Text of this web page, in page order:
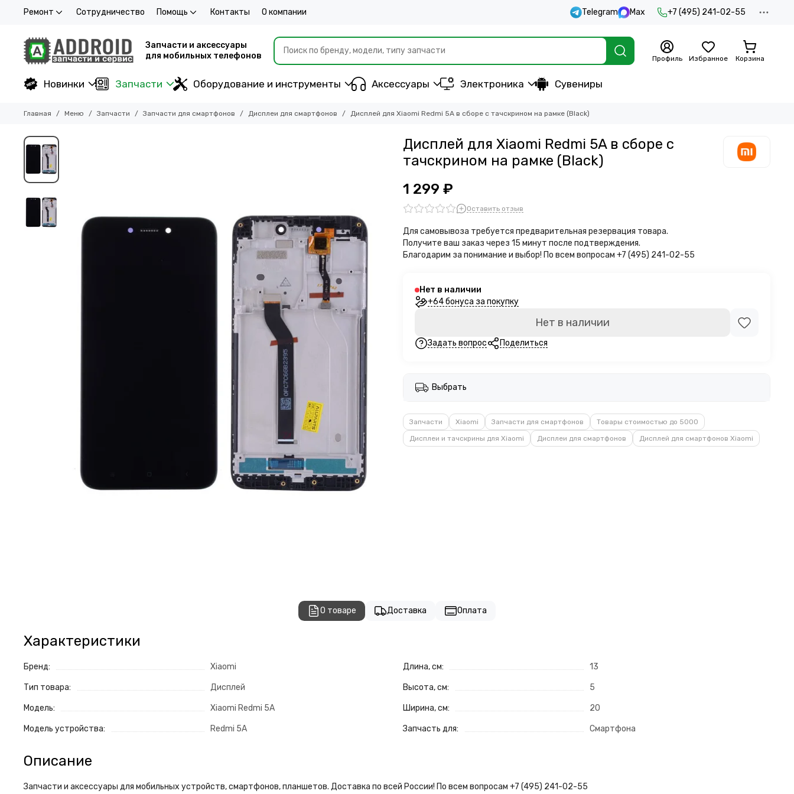
Ремонт Сотрудничество Помощь Контакты О компании Telegram Max +7 (495) 241-02-55
Запчасти и аксессуары
для мобильных телефонов
Профиль Избранное Корзина
Новинки Запчасти Оборудование и инструменты Аксессуары Электроника Сувениры
Главная Меню Запчасти Запчасти для смартфонов Дисплеи для смартфонов Дисплей для Xiaomi Redmi 5A в сборе с тачскрином на рамке (Black)
Дисплей для Xiaomi Redmi 5A в сборе с
тачскрином на рамке (Black)
1 299 ₽
Оставить отзыв
Для самовывоза требуется предварительная резервация товара.
Получите ваш заказ через 15 минут после подтверждения.
Благодарим за понимание и выбор! По всем вопросам +7 (495) 241-02-55
Нет в наличии
+64 бонуса за покупку
Нет в наличии
Задать вопрос Поделиться
Выбрать
Запчасти Xiaomi Запчасти для смартфонов
Товары стоимостью до 5000
Дисплеи и тачскрины для Xiaomi
Дисплеи для смартфонов Дисплей для смартфонов Xiaomi
О товаре Доставка Оплата
Характеристики
Бренд: Xiaomi
Тип товара: Дисплей
Модель: Xiaomi Redmi 5A
Модель устройства: Redmi 5A
Длина, см: 13
Высота, см: 5
Ширина, см: 20
Запчасть для: Смартфона
Описание
Запчасти и аксессуары для мобильных устройств, смартфонов, планшетов. Доставка по всей России! По всем вопросам +7 (495) 241-02-55